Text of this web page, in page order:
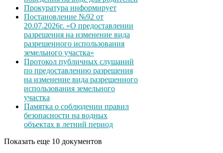
Прокуратура информирует
Постановление №92 от
20.07.2026г. «О предоставлении
разрешения на изменение вида
разрешенного использования
земельного участка»
Протокол публичных слушаний
по предоставлению разрешения
на изменение вида разрешенного
использования земельного
участка
Памятка о соблюдении правил
безопасности на водных
объектах в летний период
Показать еще 10 документов